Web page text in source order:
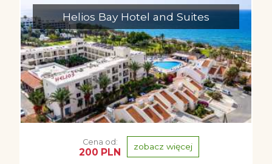
Helios Bay Hotel and Suites
Cena od:
200 PLN zobacz więcej